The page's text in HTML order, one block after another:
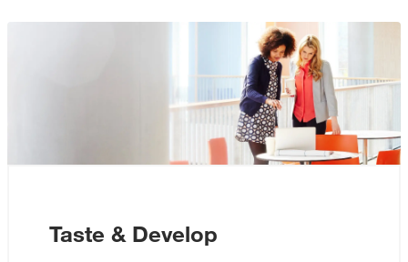
Taste & Develop